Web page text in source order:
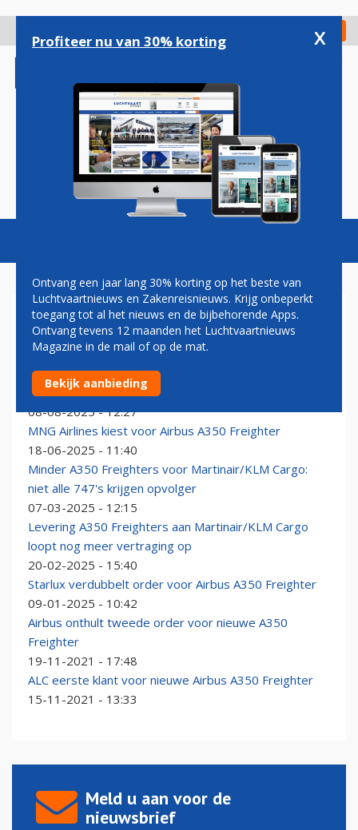
gaan
Check in
Magazine Podcasts Vacatures
AIRBUS A350 FREIGHTER
Annulering één A350F door Martinair verwerkt in
orderboek Airbus
08-08-2025 - 12:27
MNG Airlines kiest voor Airbus A350 Freighter
18-06-2025 - 11:40
Minder A350 Freighters voor Martinair/KLM Cargo:
niet alle 747's krijgen opvolger
07-03-2025 - 12:15
Levering A350 Freighters aan Martinair/KLM Cargo
loopt nog meer vertraging op
20-02-2025 - 15:40
Starlux verdubbelt order voor Airbus A350 Freighter
09-01-2025 - 10:42
Airbus onthult tweede order voor nieuwe A350
Freighter
19-11-2021 - 17:48
ALC eerste klant voor nieuwe Airbus A350 Freighter
15-11-2021 - 13:33
Meld u aan voor de
nieuwsbrief
Profiteer nu van 30% korting x
Ontvang een jaar lang 30% korting op het beste van
Luchtvaartnieuws en Zakenreisnieuws. Krijg onbeperkt
toegang tot al het nieuws en de bijbehorende Apps.
Ontvang tevens 12 maanden het Luchtvaartnieuws
Magazine in de mail of op de mat.
Bekijk aanbieding